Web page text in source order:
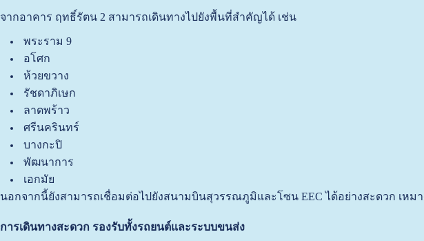
จากอาคาร ฤทธิ์รัตน 2 สามารถเดินทางไปยังพื้นที่สำคัญได้ เช่น
พระราม 9
อโศก
ห้วยขวาง
รัชดาภิเษก
ลาดพร้าว
ศรีนครินทร์
บางกะปิ
พัฒนาการ
เอกมัย
นอกจากนี้ยังสามารถเชื่อมต่อไปยังสนามบินสุวรรณภูมิและโซน EEC ได้อย่างสะดวก เห
การเดินทางสะดวก รองรับทั้งรถยนต์และระบบขนส่ง